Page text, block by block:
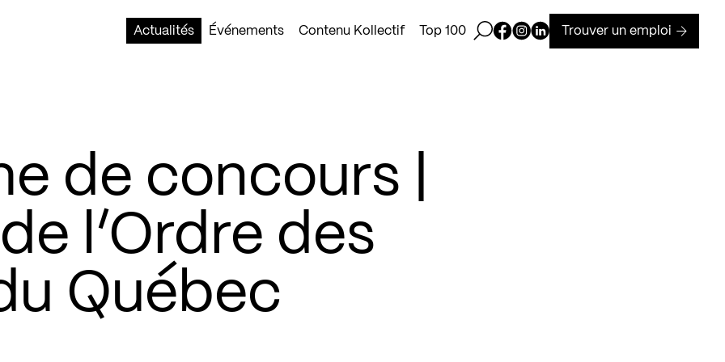
Actualités
Événements Contenu Kollectif Top 100 Ouvrir la barre de recherche
Page Facebook de Kollectif
Page Instagram de Kollectif
Page Linkedin de Kollectif
Trouver un emploi
de concours |
l’Ordre des
Québec